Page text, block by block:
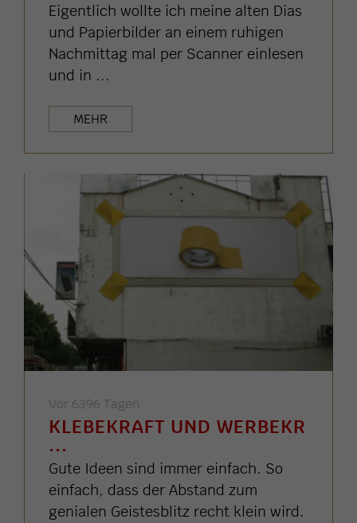
Eigentlich wollte ich meine alten Dias
und Papierbilder an einem ruhigen
Nachmittag mal per Scanner einlesen
und in ...
MEHR
Vor 6396 Tagen
KLEBEKRAFT UND WERBEKR
...
Gute Ideen sind immer einfach. So
einfach, dass der Abstand zum
genialen Geistesblitz recht klein wird.